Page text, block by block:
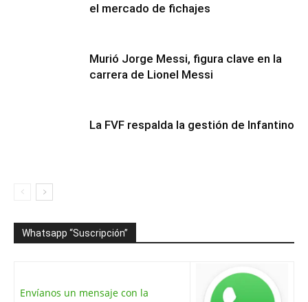
el mercado de fichajes
Murió Jorge Messi, figura clave en la
carrera de Lionel Messi
La FVF respalda la gestión de Infantino
Whatsapp “Suscripción”
Envíanos un mensaje con la